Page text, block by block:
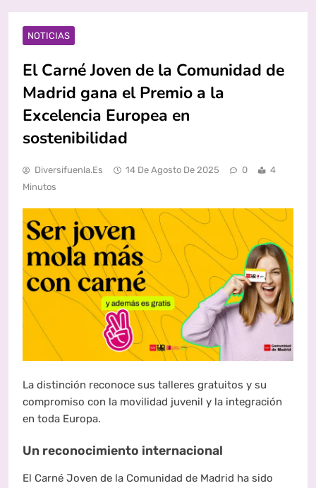
NOTICIAS
El Carné Joven de la Comunidad de
Madrid gana el Premio a la
Excelencia Europea en
sostenibilidad
Diversifuenla.es 14 De Agosto De 2025 0
4
Minutos
La distinción reconoce sus talleres gratuitos y su
compromiso con la movilidad juvenil y la integración
en toda Europa.
Un reconocimiento internacional
El Carné Joven de la Comunidad de Madrid ha sido